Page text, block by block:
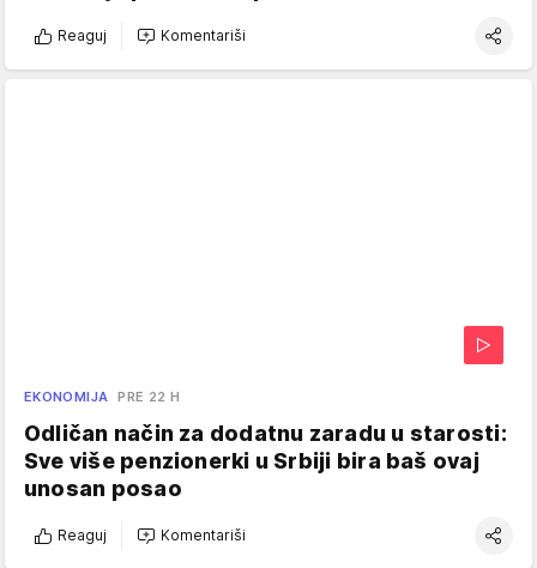
Reaguj Komentariši
EKONOMIJA PRE 22 H
Odličan način za dodatnu zaradu u starosti:
Sve više penzionerki u Srbiji bira baš ovaj
unosan posao
Reaguj Komentariši